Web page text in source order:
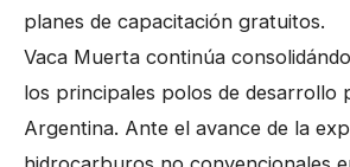
planes de capacitación gratuitos.
Vaca Muerta continúa
los principales polos de desarrollo
Argentina. Ante el avance de la